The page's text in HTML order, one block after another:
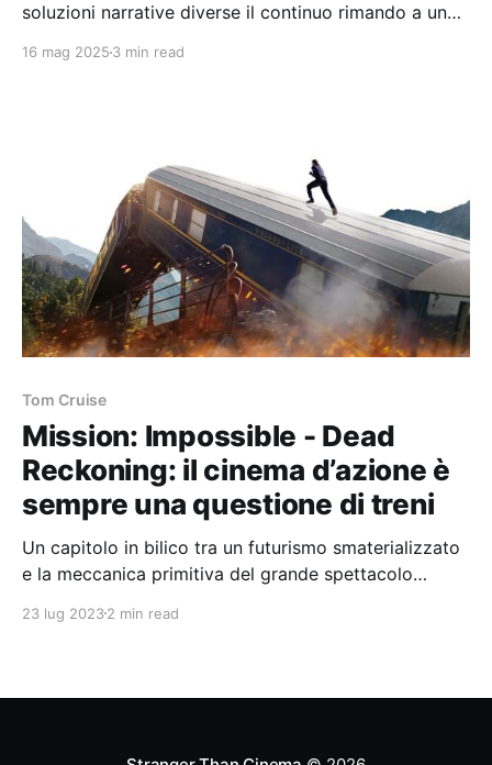
soluzioni narrative diverse il continuo rimando a un
16 mag 2025 3 min read
Tom Cruise
Mission: Impossible - Dead
Reckoning: il cinema d’azione è
sempre una questione di treni
Un capitolo in bilico tra un futurismo smaterializzato
e la meccanica primitiva del grande spettacolo
23 lug 20232 min read